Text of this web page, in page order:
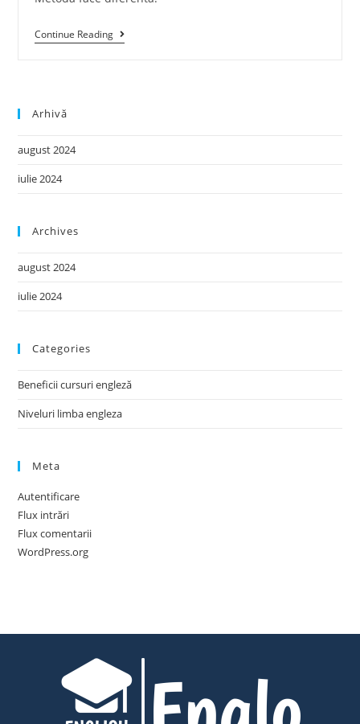
Continue Reading
Arhivă
august 2024
iulie 2024
Archives
august 2024
iulie 2024
Categories
Beneficii cursuri engleză
Niveluri limba engleza
Meta
Autentificare
Flux intrări
Flux comentarii
WordPress.org